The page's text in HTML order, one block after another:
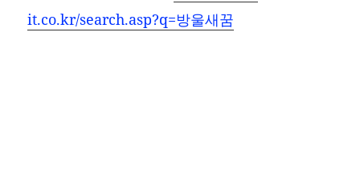
it.co.kr/search.asp?q=방울새꿈